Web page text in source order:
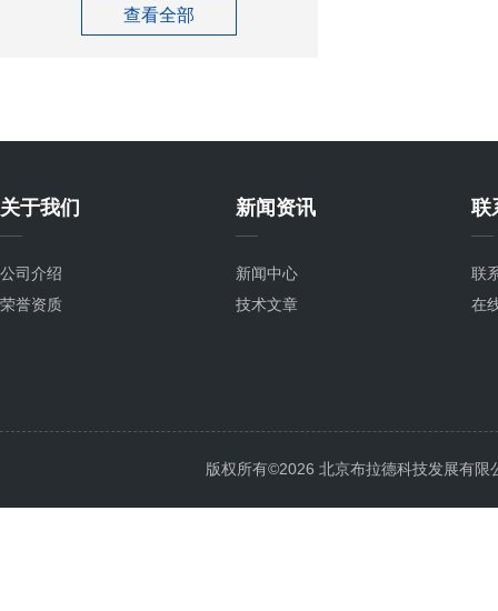
查看全部
关于我们
公司介绍
荣誉资质
新闻资讯
新闻中心
技术文章
联
联
在
版权所有©2026 北京布拉德科技发展有